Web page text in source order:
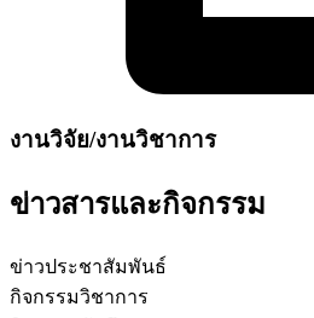
งานวิจัย/งานวิชาการ
ข่าวสารและกิจกรรม
ข่าวประชาสัมพันธ์
กิจกรรมวิชาการ